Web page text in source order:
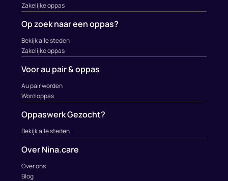
Zakelijke oppas
Op zoek naar een oppas?
Bekijk alle steden
Zakelijke oppas
Voor au pair & oppas
Au pair worden
Word oppas
Oppaswerk Gezocht?
Bekijk alle steden
Over Nina.care
Over ons
Blog